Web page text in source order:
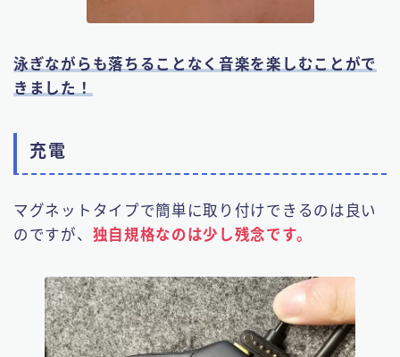
泳ぎながらも落ちることなく音楽を楽しむことがで
きました！
充電
マグネットタイプで簡単に取り付けできるのは良い
のですが、 独自規格なのは少し残念です。